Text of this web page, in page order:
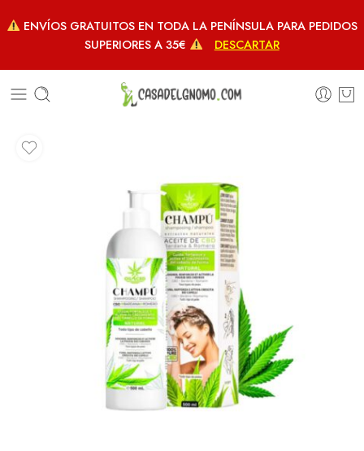
ENVÍOS GRATUITOS EN TODA LA PENÍNSULA PARA PEDIDOS
SUPERIORES A 35€
DESCARTAR